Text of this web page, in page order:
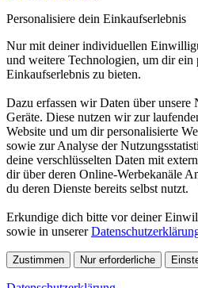
Personalisiere dein Einkaufserlebnis
Nur mit deiner individuellen
und weitere Technologien, um dir ein
Einkaufserlebnis zu bieten.
Dazu erfassen wir Daten über unsere
Geräte. Diese nutzen wir zur
Website und um dir personalisierte
sowie zur Analyse der
deine verschlüsselten Daten mit
dir über deren Online-Werbekanäle
du deren Dienste bereits selbst nutzt.
Erkundige dich bitte vor deiner
sowie in unserer
Zustimmen Nur erforderliche